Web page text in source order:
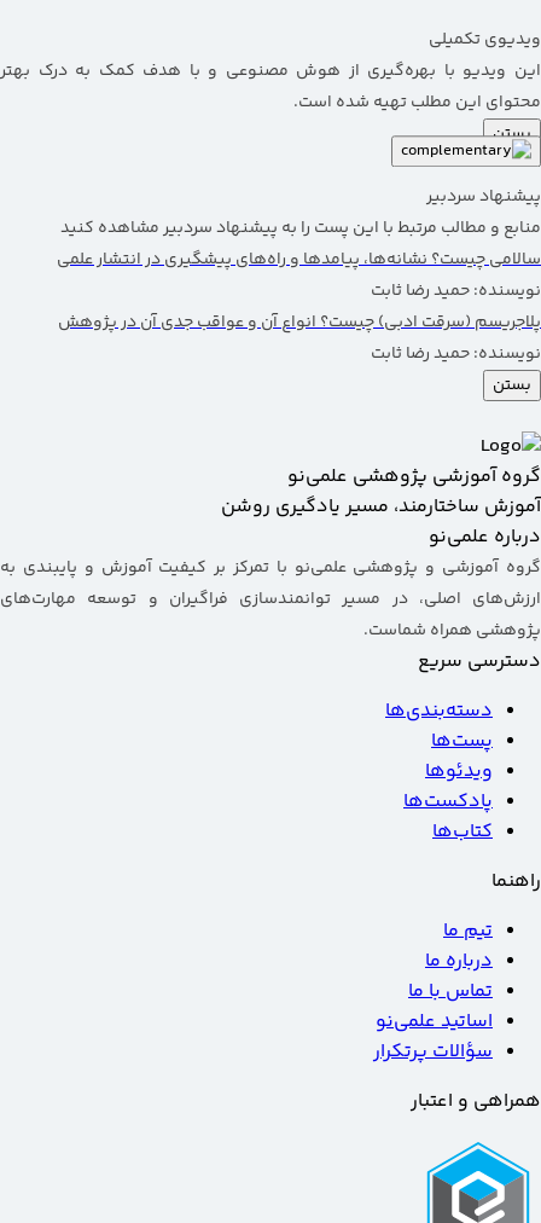
ویدیوی تکمیلی
این ویدیو با بهره‌گیری از هوش مصنوعی و با هدف کمک به درک بهتر
محتوای این مطلب تهیه شده است.
بستن
پیشنهاد سردبیر
منابع و مطالب مرتبط با این پست را به پیشنهاد سردبیر مشاهده کنید
سالامی چیست؟ نشانه‌ها، پیامدها و راه‌های پیشگیری در انتشار علمی
نویسنده: حمید رضا ثابت
پلاجریسم (سرقت ادبی) چیست؟ انواع آن و عواقب جدی آن در پژوهش‌
نویسنده: حمید رضا ثابت
بستن
گروه آموزشی پژوهشی علمی‌نو
آموزش ساختارمند، مسیر یادگیری روشن
درباره علمی‌نو
گروه آموزشی و پژوهشی علمی‌نو با تمرکز بر کیفیت آموزش و پایبندی به
ارزش‌های اصلی، در مسیر توانمندسازی فراگیران و توسعه مهارت‌های
پژوهشی همراه شماست.
دسترسی سریع
دسته‌بندی‌ها
پست‌ها
ویدئوها
پادکست‌ها
کتاب‌ها
راهنما
تیم ما
درباره ما
تماس با ما
اساتید علمی‌نو
سؤالات پرتکرار
همراهی و اعتبار